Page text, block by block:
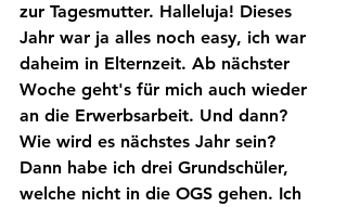
zur Tagesmutter. Halleluja! Dieses
Jahr war ja alles noch easy, ich war
daheim in Elternzeit. Ab nächster
Woche geht's für mich auch wieder
an die Erwerbsarbeit. Und dann?
Wie wird es nächstes Jahr sein?
Dann habe ich drei Grundschüler,
welche nicht in die OGS gehen. Ich